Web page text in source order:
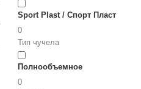
Sport Plast / Спорт Пласт
0
Тип чучела
Полнообъемное
0